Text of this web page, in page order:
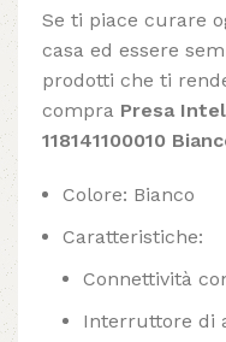
Se ti piace curare
casa ed essere
prodotti che ti
compra Presa
118141100010
Colore: Bianco
Caratteristiche:
Connettività
Interruttore di